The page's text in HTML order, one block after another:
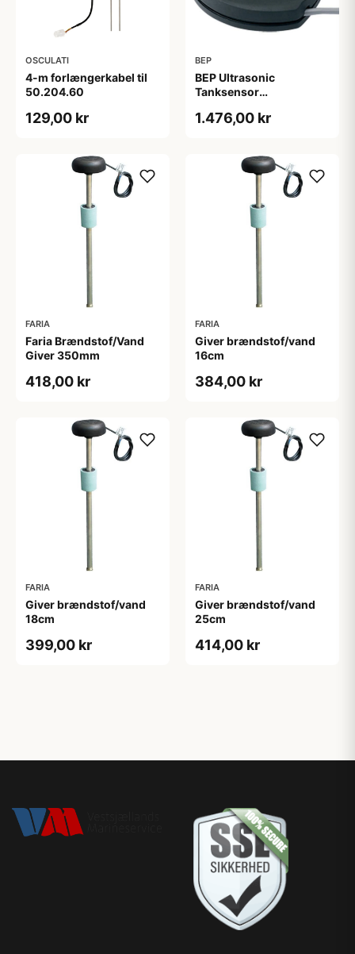
OSCULATI
4-m forlængerkabel til
50.204.60
129,00 kr
BEP
BEP Ultrasonic
Tanksensor
1.476,00 kr
FARIA
Faria Brændstof/Vand
Giver 350mm
418,00 kr
FARIA
Giver brændstof/vand
16cm
384,00 kr
FARIA
Giver brændstof/vand
18cm
399,00 kr
FARIA
Giver brændstof/vand
25cm
414,00 kr